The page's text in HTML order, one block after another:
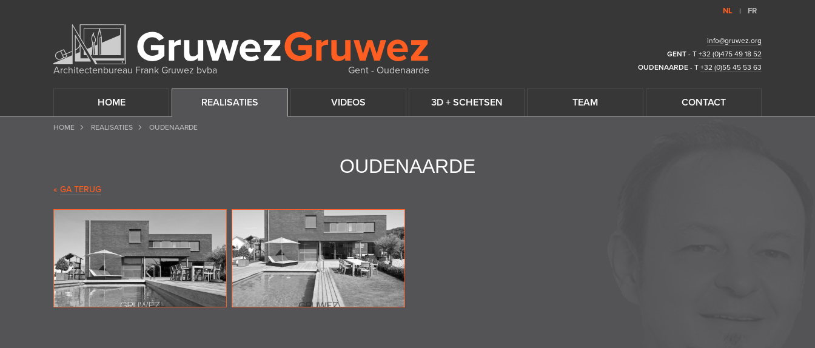
NL | FR
Architectenbureau Frank Gruwez bvba Gent - Oudenaarde
info@gruwez.org
GENT - T +32 (0)475 49 18 52
OUDENAARDE - T +32 (0)55 45 53 63
HOME REALISATIES VIDEOS 3D + SCHETSEN TEAM CONTACT
HOME REALISATIES OUDENAARDE
OUDENAARDE
« GA TERUG